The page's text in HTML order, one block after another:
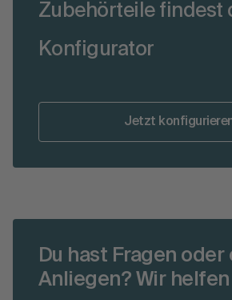
Zubehörteile findest
Konfigurator
Jetzt
Du hast Fragen oder
Anliegen? Wir